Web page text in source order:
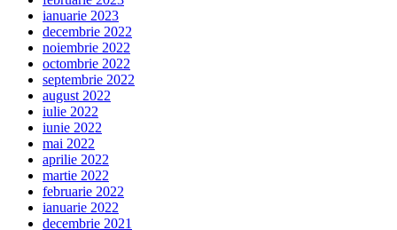
ianuarie 2023
decembrie 2022
noiembrie 2022
octombrie 2022
septembrie 2022
august 2022
iulie 2022
iunie 2022
mai 2022
aprilie 2022
martie 2022
februarie 2022
ianuarie 2022
decembrie 2021